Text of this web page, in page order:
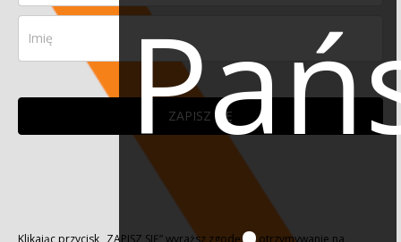
ZAPISZ SIĘ
Klikając przycisk „ZAPISZ SIĘ” wyraższ zgodę na otrzymywanie na